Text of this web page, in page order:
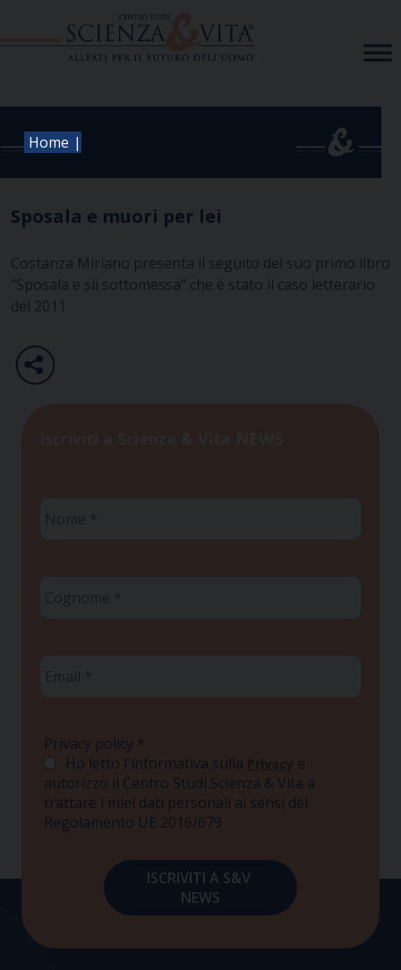
Home |
Sposala e muori per lei
Costanza Miriano presenta il seguito del suo primo libro
"Sposala e sii sottomessa" che è stato il caso letterario
del 2011
Privacy policy *
Ho letto l'informativa sulla Privacy e
autorizzo il Centro Studi Scienza & Vita a
trattare i miei dati personali ai sensi del
Regolamento UE 2016/679